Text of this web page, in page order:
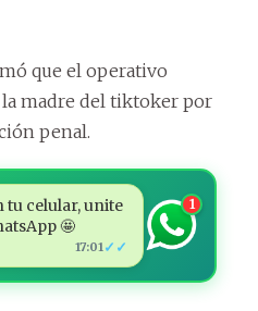
que el operativo
madre del tiktoker por
penal.
tu celular, unite
🤩
17:01 ✓✓
1